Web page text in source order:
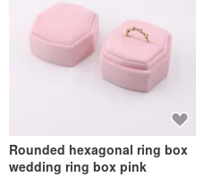
Rounded hexagonal ring box
wedding ring box pink